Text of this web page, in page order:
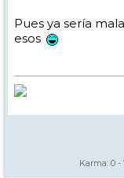
Pues ya sería
esos
Karma: 0 -